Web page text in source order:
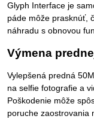
Glyph Interface je
páde môže prasknúť,
náhradu s obnovou
Výmena
Vylepšená predná
na selfie fotografie a
Poškodenie môže
poruche zaostrovania